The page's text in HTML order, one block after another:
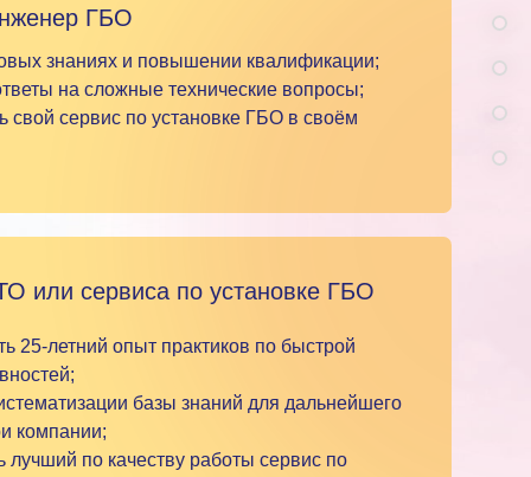
ГБО
знаниях и повышении квалификации;
на сложные технические вопросы;
свой сервис по установке ГБО в своём
или сервиса по установке ГБО
25-летний опыт практиков по быстрой
базы знаний для дальнейшего
компании;
лучший по качеству работы сервис по